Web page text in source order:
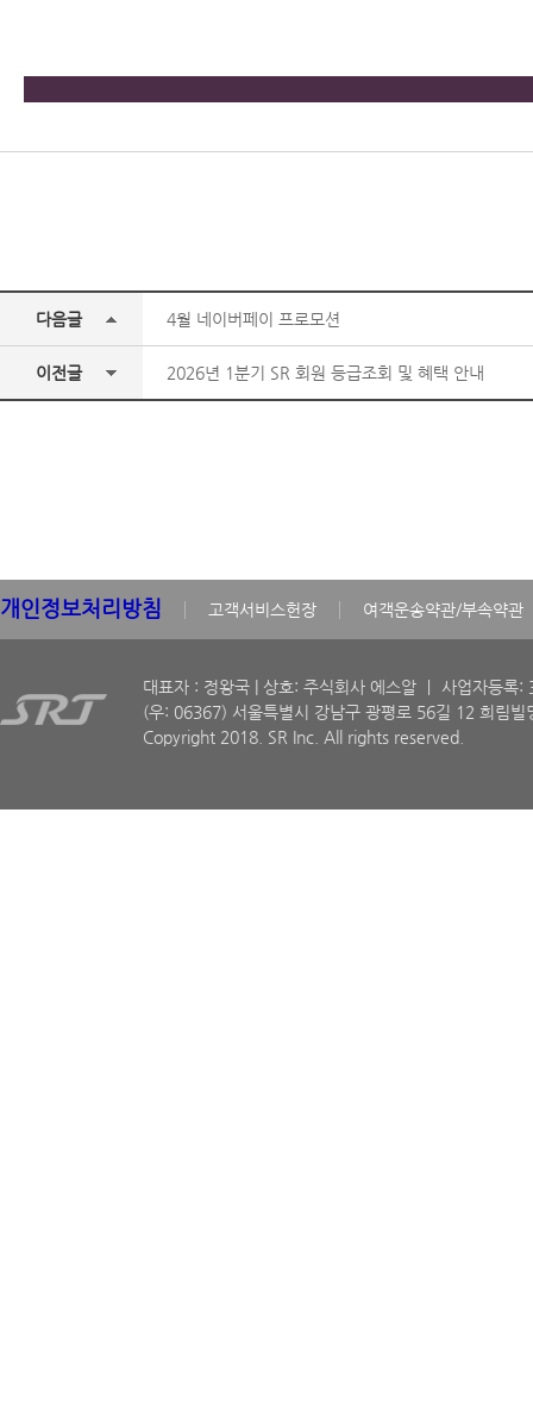
다음글 4월 네이버페이 프로모션
이전글 2026년 1분기 SR 회원 등급조회 및 혜택 안내
개인정보처리방침 고객서비스헌장 여객운송약관/부속약관
대표자 : 정왕국 | 상호: 주식회사 에스알 ㅣ 사업자등
(우: 06367) 서울특별시 강남구 광평로 56길 12 희림빌
Copyright 2018. SR Inc. All rights reserved.